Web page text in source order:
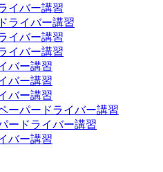
イバー講習
ライバー講習
イバー講習
イバー講習
バー講習
バー講習
バー講習
ーパードライバー講習
ードライバー講習
バー講習